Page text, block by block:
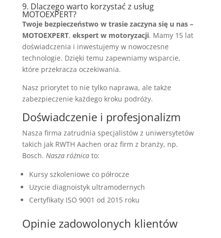
9. Dlaczego warto korzystać z usług
MOTOEXPERT?
Twoje bezpieczeństwo w trasie zaczyna się u nas –
MOTOEXPERT, ekspert w motoryzacji. Mamy 15 lat
doświadczenia i inwestujemy w nowoczesne
technologie. Dzięki temu zapewniamy wsparcie,
które przekracza oczekiwania.
Nasz priorytet to nie tylko naprawa, ale także
zabezpieczenie każdego kroku podróży.
Doświadczenie i profesjonalizm
Nasza firma zatrudnia specjalistów z uniwersytetów
takich jak RWTH Aachen oraz firm z branży, np.
Bosch. Nasza różnicato:
Kursy szkoleniowe co półrocze
Uzycie diagnoistyk ultramodernych
Certyfikaty ISO 9001 od 2015 roku
Opinie zadowolonych klientów